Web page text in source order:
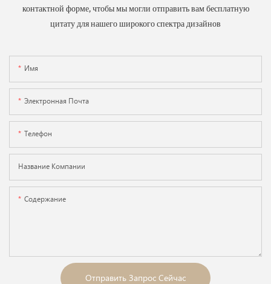
контактной форме, чтобы мы могли отправить вам бесплатную
цитату для нашего широкого спектра дизайнов
Имя
Электронная Почта
Телефон
Название Компании
Содержание
Отправить Запрос Сейчас